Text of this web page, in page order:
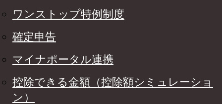
ワンストップ特例制度
確定申告
マイナポータル連携
控除できる金額（控除額シミュレーショ
ン）